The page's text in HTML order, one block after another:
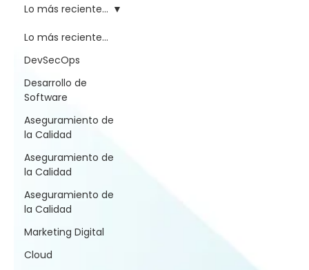
Lo más reciente...
DevSecOps
Desarrollo de
Software
Aseguramiento de
la Calidad
Aseguramiento de
la Calidad
Aseguramiento de
la Calidad
Marketing Digital
Cloud
Lo más reciente...